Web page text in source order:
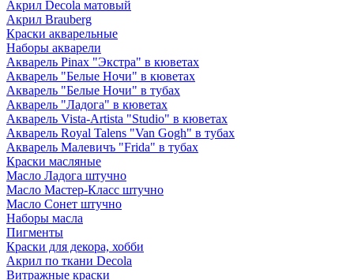
Акрил Decola матовый
Акрил Brauberg
Краски акварельные
Наборы акварели
Акварель Pinax "Экстра" в кюветах
Акварель "Белые Ночи" в кюветах
Акварель "Белые Ночи" в тубах
Акварель "Ладога" в кюветах
Акварель Vista-Artista "Studio" в кюветах
Акварель Royal Talens "Van Gogh" в тубах
Акварель Малевичъ "Frida" в тубах
Краски масляные
Масло Ладога штучно
Масло Мастер-Класс штучно
Масло Сонет штучно
Наборы масла
Пигменты
Краски для декора, хобби
Акрил по ткани Decola
Витражные краски